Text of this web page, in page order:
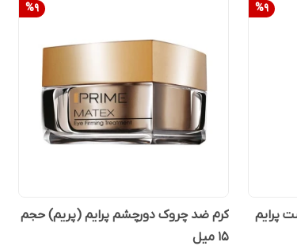
%9
پرایم
%9
کرم ضد چروک دورچشم پرایم (پریم) حجم
15 میل